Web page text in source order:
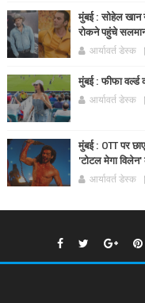
मुंबई : सोहेल खान
रोकने पहुंचे
आर्यावर्त डेस्क
मुंबई : फीफा
आर्यावर्त डेस्क
मुंबई : OTT पर
'टोटल मेगा विलेन'
आर्यावर्त डेस्क